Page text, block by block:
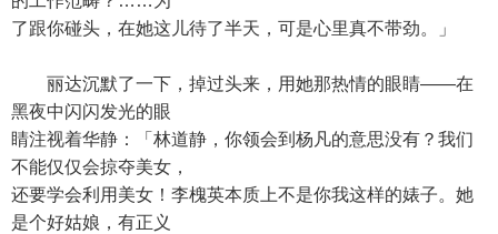
了跟你碰头，在她这儿待了半天，可是心里真不带劲。」
丽达沉默了一下，掉过头来，用她那热情的眼睛——在
黑夜中闪闪发光的眼
睛注视着华静：「林道静，你领会到杨凡的意思没有？我们
不能仅仅会掠夺美女，
还要学会利用美女！李槐英本质上不是你我这样的婊子。她
是个好姑娘，有正义